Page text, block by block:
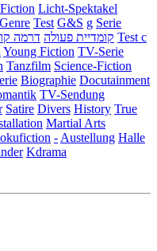
Fiction Licht-Spektakel
Genre Test G&S g Serie
קומדיית פעולה דרמה
Test c
Young Fiction TV-Serie
Tanzfilm Science-Fiction
Biographie Docutainment
TV-Sendung
Satire Divers History True
Martial Arts
- Austellung Halle
Kdrama